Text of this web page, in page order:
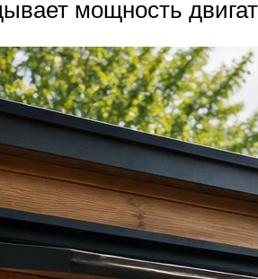
мощность